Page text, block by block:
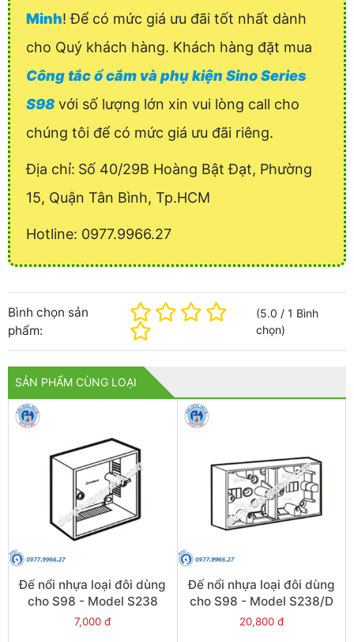
Minh! Để có mức giá ưu đãi tốt nhất dành
cho Quý khách hàng. Khách hàng đặt mua
Công tắc ổ cắm và phụ kiện Sino Series
S98 với số lượng lớn xin vui lòng call cho
chúng tôi để có mức giá ưu đãi riêng.
Địa chỉ: Số 40/29B Hoàng Bật Đạt, Phường
15, Quận Tân Bình, Tp.HCM
Hotline: 0977.9966.27
Bình chọn sản
phẩm:
(5.0 /1 Bình
chọn)
SẢN PHẨM CÙNG LOẠI
Đế nổi nhựa loại đôi dùng
cho S98 - Model S238
7,000 đ
Đế nổi nhựa loại đôi dùng
cho S98 - Model S238/D
20,800 đ